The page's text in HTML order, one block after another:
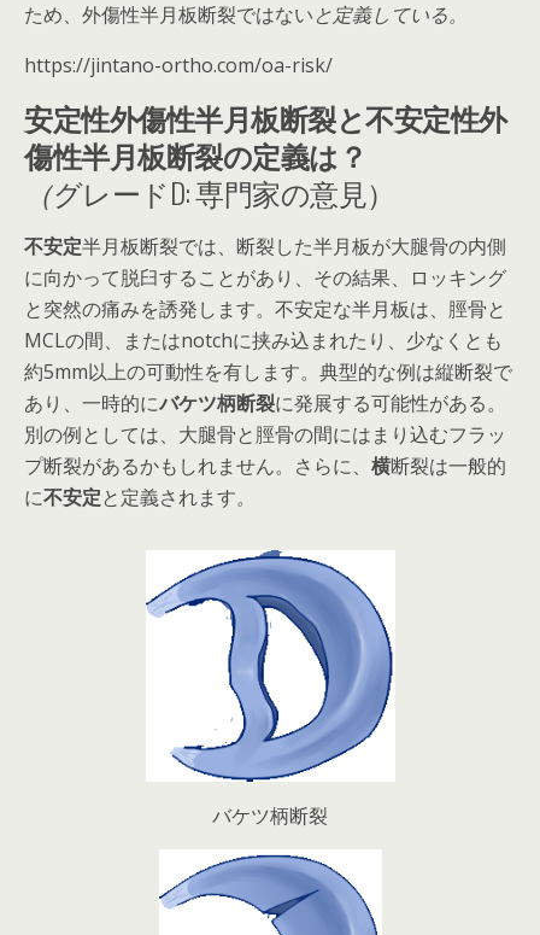
ため、外傷性半月板断裂ではないと定義している。
https://jintano-ortho.com/oa-risk/
安定性外傷性半月板断裂と不安定性外
傷性半月板断裂の定義は？
（グレードD: 専門家の意見）
不安定半月板断裂では、断裂した半月板が大腿骨の内側
に向かって脱臼することがあり、その結果、ロッキング
と突然の痛みを誘発します。不安定な半月板は、脛骨と
MCLの間、またはnotchに挟み込まれたり、少なくとも
約5mm以上の可動性を有します。典型的な例は縦断裂で
あり、一時的にバケツ柄断裂に発展する可能性がある。
別の例としては、大腿骨と脛骨の間にはまり込むフラッ
プ断裂があるかもしれません。さらに、 横断裂は一般的
に不安定と定義されます。
バケツ柄断裂